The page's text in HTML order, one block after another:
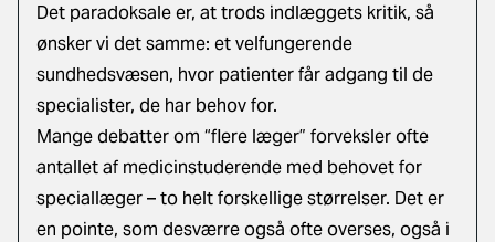
Det paradoksale er, at trods indlæggets kritik, så
ønsker vi det samme: et velfungerende
sundhedsvæsen, hvor patienter får adgang til de
specialister, de har behov for.
Mange debatter om “flere læger” forveksler ofte
antallet af medicinstuderende med behovet for
speciallæger – to helt forskellige størrelser. Det er
en pointe, som desværre også ofte overses, også i